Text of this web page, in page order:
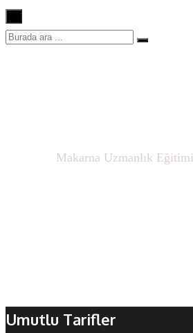
Makarna Uzmanlık Eğitimi
Umutlu Tarifler